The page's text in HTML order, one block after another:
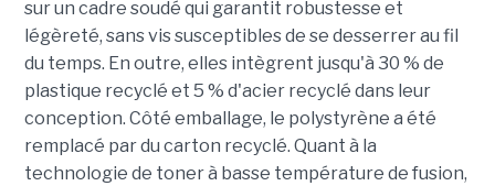
sur un cadre soudé qui garantit robustesse et
légèreté, sans vis susceptibles de se desserrer au fil
du temps. En outre, elles intègrent jusqu'à 30 % de
plastique recyclé et 5 % d'acier recyclé dans leur
conception. Côté emballage, le polystyrène a été
remplacé par du carton recyclé. Quant à la
technologie de toner à basse température de fusion,